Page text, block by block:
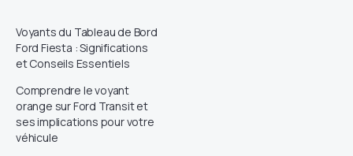
Voyants du Tableau de Bord
Ford Fiesta : Significations
et Conseils Essentiels
Comprendre le voyant
orange sur Ford Transit et
ses implications pour votre
véhicule